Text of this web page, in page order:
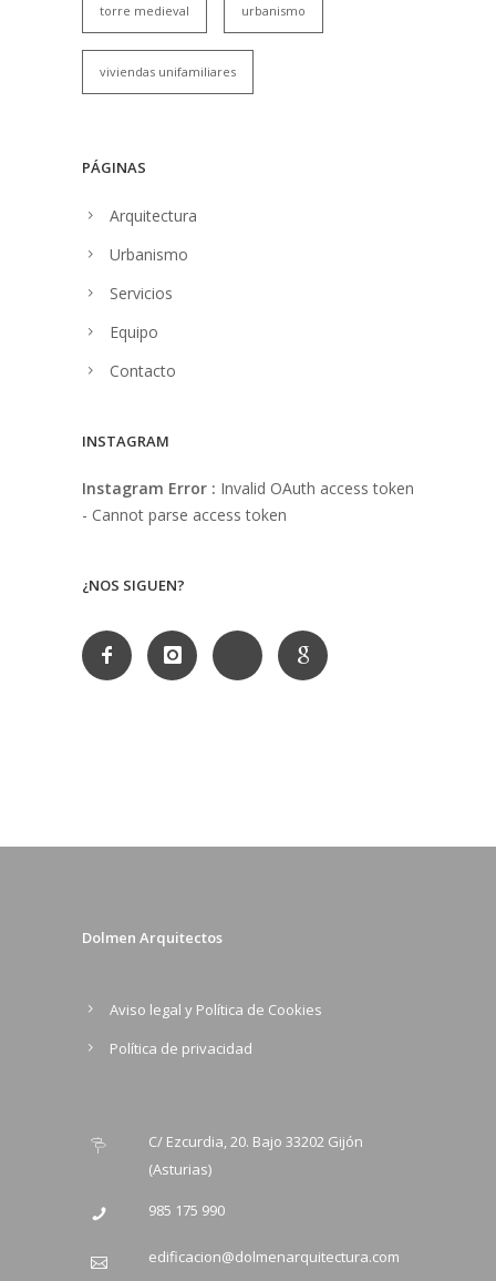
torre medieval urbanismo
viviendas unifamiliares
PÁGINAS
Arquitectura
Urbanismo
Servicios
Equipo
Contacto
INSTAGRAM
Instagram Error : Invalid OAuth access token
- Cannot parse access token
¿NOS SIGUEN?
Dolmen Arquitectos
Aviso legal y Política de Cookies
Política de privacidad
C/ Ezcurdia, 20. Bajo 33202 Gijón
(Asturias)
985 175 990
edificacion@dolmenarquitectura.com